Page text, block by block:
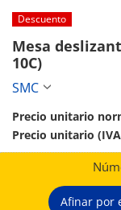
Descuento
Mesa
10C)
SMC
Precio unitario
Precio unitario
Afinar por